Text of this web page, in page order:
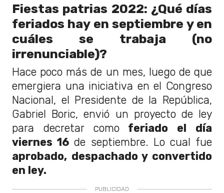
Fiestas patrias 2022: ¿Qué días
feriados hay en septiembre y en
cuáles se trabaja (no
irrenunciable)?
Hace poco más de un mes, luego de que
emergiera una iniciativa en el Congreso
Nacional, el Presidente de la República,
Gabriel Boric, envió un proyecto de ley
para decretar comoferiado el día
viernes 16 de septiembre. Lo cual fue
aprobado, despachado y convertido
en ley.